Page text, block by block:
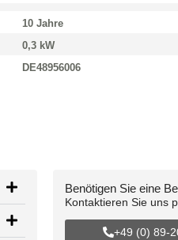
10 Jahre
0,3 kW
DE48956006
Benötigen Sie eine
Kontaktieren Sie uns
+49 (0) 89-